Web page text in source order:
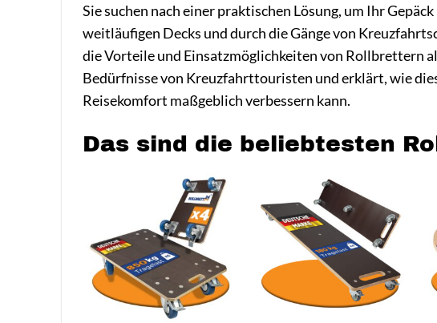
Sie suchen nach einer praktischen Lösung, um Ihr
weitläufigen Decks und durch die Gänge von
die Vorteile und Einsatzmöglichkeiten von Rollbrettern
Bedürfnisse von Kreuzfahrttouristen und erklärt, wie
Reisekomfort maßgeblich verbessern kann.
Das sind die beliebtesten